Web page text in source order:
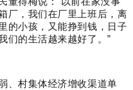
厂，我们在厂里上班后，离
的小孩，又能挣到钱，日子
们的生活越来越好了。”
、村集体经济增收渠道单